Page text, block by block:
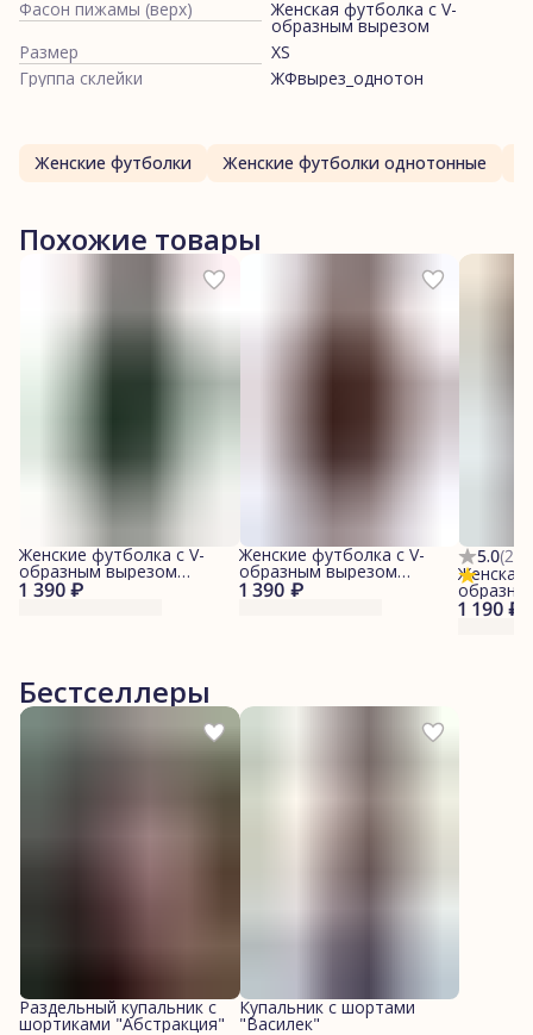
Фасон пижамы (верх)
Женская футболка с V-
образным вырезом
Размер
XS
Группа склейки
ЖФвырез_однотон
Женские футболки Женские футболки однотонные
Похожие товары
1 390 ₽
Женские футболка с V-
образным вырезом
"Изумрудная" 1 390 ₽
Женские футболка с V-
образным вырезом
"Шоколадная"
5.0(2
1 190 ₽
Женская
Бестселлеры
Раздельный купальник с
шортиками "Абстракция"
Купальник с шортами
"Василек"